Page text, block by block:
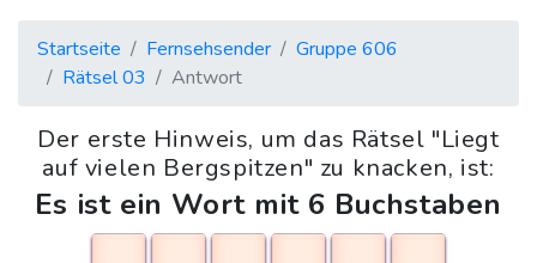
Startseite Fernsehsender
Gruppe 606
Rätsel 03
Antwort
Der erste Hinweis, um das Rätsel "Liegt
auf vielen Bergspitzen" zu knacken, ist:
Es ist ein Wort mit 6 Buchstaben